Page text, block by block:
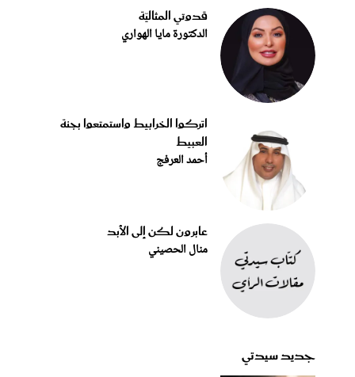
قدوتي المثاليّة
الدكتورة مايا الهواري
اتركوا الخرابيط واستمتعوا بجنة
العبيط
أحمد العرفج
عابرون لكن إلى الأبد
منال الحصيني
جديد سيدتي